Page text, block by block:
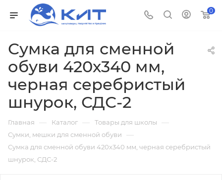
0
Сумка для сменной
обуви 420х340 мм,
черная серебристый
шнурок, СДС-2
Главная — Каталог — Товары для школы —
Сумки, мешки для сменной обуви —
Сумка для сменной обуви 420х340 мм, черная серебристый
шнурок, СДС-2